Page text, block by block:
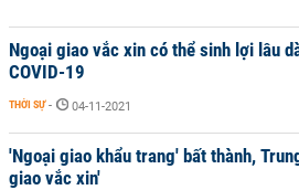
Ngoại giao vắc xin có thể sinh lợi lâu
COVID-19
THỜI SỰ - 04-11-2021
'Ngoại giao khẩu trang' bất thành,
giao vắc xin'